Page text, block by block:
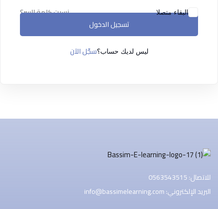
البقاء متصلا
نسيت كلمة السر؟
تسجيل الدخول
ليس لديك حساب؟سجّل الآن
للاتصال: 0563543515
البريد الإلكتروني: info@bassimelearning.com
التسجيل الآن
ليس لديك حساب ؟تسجيل الدخول